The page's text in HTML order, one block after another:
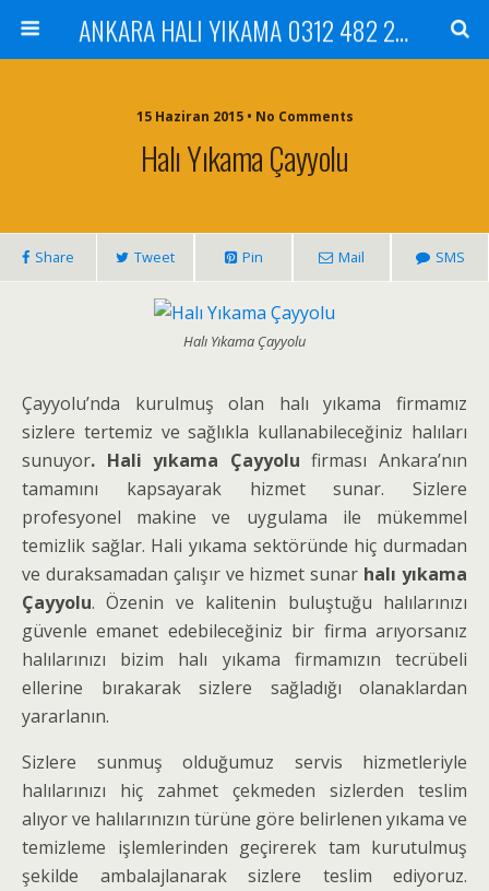
ANKARA HALI YIKAMA 0312 482 20 01 ÇİLEK HALI YIKAMA KOLTUK YIKAMA DİKMEN ÇANKAYA GÖLBAŞI MAMAK
15 Haziran 2015 • No Comments
Halı Yıkama Çayyolu
Share Tweet Pin Mail SMS
Halı Yıkama Çayyolu
Çayyolu’nda kurulmuş olan halı yıkama firmamız
sizlere tertemiz ve sağlıkla kullanabileceğiniz halıları
sunuyor. Hali yıkama Çayyolu firması Ankara’nın
tamamını kapsayarak hizmet sunar. Sizlere
profesyonel makine ve uygulama ile mükemmel
temizlik sağlar. Hali yıkama sektöründe hiç durmadan
ve duraksamadan çalışır ve hizmet sunar halı yıkama
Çayyolu. Özenin ve kalitenin buluştuğu halılarınızı
güvenle emanet edebileceğiniz bir firma arıyorsanız
halılarınızı bizim halı yıkama firmamızın tecrübeli
ellerine bırakarak sizlere sağladığı olanaklardan
yararlanın.
Sizlere sunmuş olduğumuz servis hizmetleriyle
halılarınızı hiç zahmet çekmeden sizlerden teslim
alıyor ve halılarınızın türüne göre belirlenen yıkama ve
temizleme işlemlerinden geçirerek tam kurutulmuş
şekilde ambalajlanarak sizlere teslim ediyoruz.